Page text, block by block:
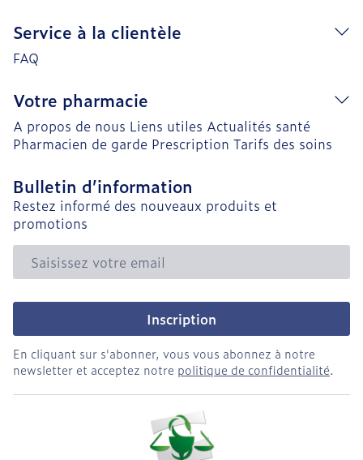
Service à la clientèle
FAQ
Votre pharmacie
A propos de nous Liens utiles Actualités santé
Pharmacien de garde Prescription Tarifs des soins
Bulletin d’information
Restez informé des nouveaux produits et
promotions
Adresse mail
Inscription
En cliquant sur s'abonner, vous vous abonnez à notre
newsletter et acceptez notre politique de confidentialité.